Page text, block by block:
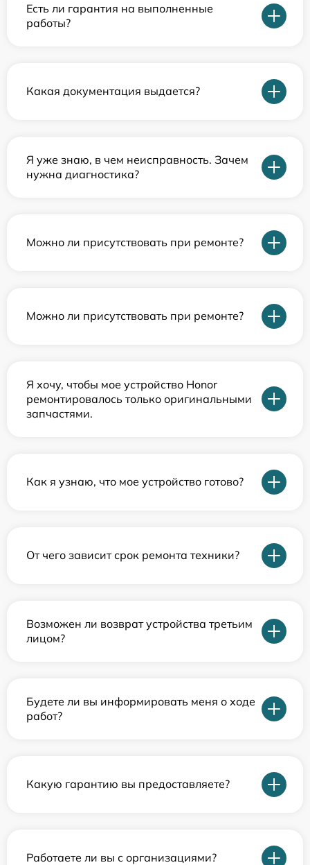
Есть ли гарантия на выполненные
работы?
Какая документация выдается?
Я уже знаю, в чем неисправность. Зачем
нужна диагностика?
Можно ли присутствовать при ремонте?
Можно ли присутствовать при ремонте?
Я хочу, чтобы мое устройство Honor
ремонтировалось только оригинальными
запчастями.
Как я узнаю, что мое устройство готово?
От чего зависит срок ремонта техники?
Возможен ли возврат устройства третьим
лицом?
Будете ли вы информировать меня о ходе
работ?
Какую гарантию вы предоставляете?
Работаете ли вы с организациями?